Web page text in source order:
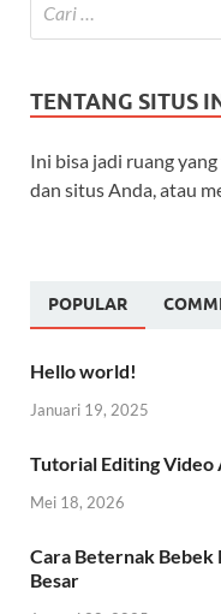
TENTANG SITUS
Ini bisa jadi ruang
dan situs Anda, atau
POPULAR
Hello world!
Januari 19, 2025
Tutorial Editing Video
Mei 18, 2026
Cara Beternak Bebek
Besar